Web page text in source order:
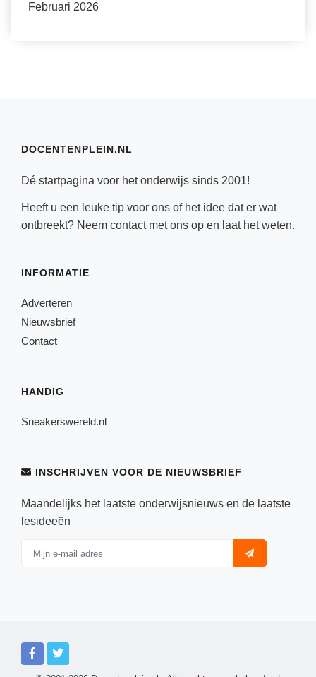
Februari 2026
DOCENTENPLEIN.NL
Dé startpagina voor het onderwijs sinds 2001!
Heeft u een leuke tip voor ons of het idee dat er wat
ontbreekt? Neem contactmet ons op en laat het weten.
INFORMATIE
Adverteren
Nieuwsbrief
Contact
HANDIG
Sneakerswereld.nl
INSCHRIJVEN VOOR DE NIEUWSBRIEF
Maandelijks het laatste onderwijsnieuws en de laatste
lesideeën